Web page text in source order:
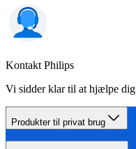
Kontakt Philips
Vi sidder klar til at hjælpe dig
Produkter til privat brug